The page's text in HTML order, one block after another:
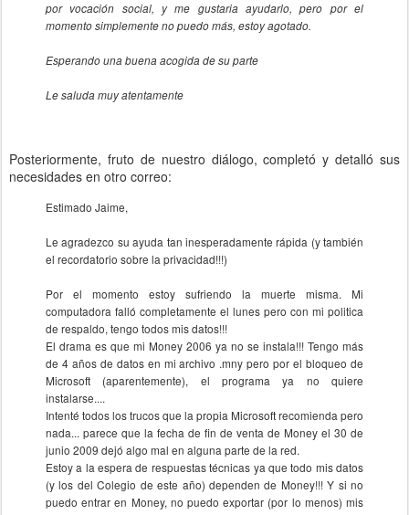
por vocación social, y me gustaria ayudarlo, pero por el
momento simplemente no puedo más, estoy agotado.
Esperando una buena acogida de su parte
Le saluda muy atentamente
Posteriormente, fruto de nuestro diálogo, completó y detalló sus
necesidades en otro correo:
Estimado Jaime,
Le agradezco su ayuda tan inesperadamente rápida (y también
el recordatorio sobre la privacidad!!!)
Por el momento estoy sufriendo la muerte misma. Mi
computadora falló completamente el lunes pero con mi politica
de respaldo, tengo todos mis datos!!!
El drama es que mi Money 2006 ya no se instala!!! Tengo más
de 4 años de datos en mi archivo .mny pero por el bloqueo de
Microsoft (aparentemente), el programa ya no quiere
instalarse....
Intenté todos los trucos que la propia Microsoft recomienda pero
nada... parece que la fecha de fin de venta de Money el 30 de
junio 2009 dejó algo mal en alguna parte de la red.
Estoy a la espera de respuestas técnicas ya que todo mis datos
(y los del Colegio de este año) dependen de Money!!! Y si no
puedo entrar en Money, no puedo exportar (por lo menos) mis